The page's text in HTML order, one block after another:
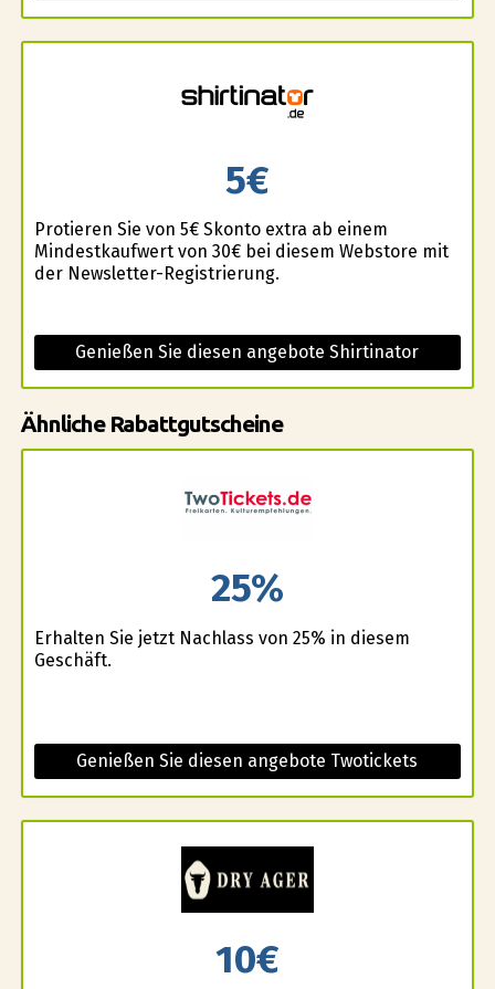
5€
Profitieren Sie von 5€ Skonto extra ab einem
Mindestkaufwert von 30€ bei diesem Webstore mit
der Newsletter-Registrierung.
Genießen Sie diesen angebote Shirtinator
Ähnliche Rabattgutscheine
25%
Erhalten Sie jetzt Nachlass von 25% in diesem
Geschäft.
Genießen Sie diesen angebote Twotickets
10€